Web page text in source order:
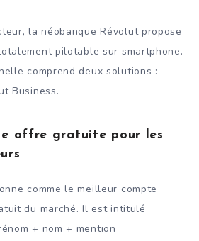
la néobanque Révolut propose
pilotable sur smartphone.
comprend deux solutions :
Business.
offre gratuite pour les
comme le meilleur compte
du marché. Il est intitulé
+ nom + mention